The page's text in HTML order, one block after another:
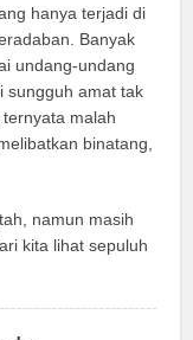
hanya terjadi di
Banyak
undang-undang
sungguh amat tak
malah
binatang,
namun masih
kita lihat sepuluh